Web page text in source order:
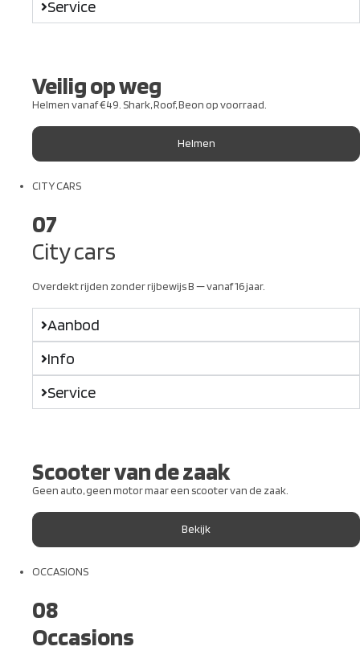
Service
Veilig op weg
Helmen vanaf €49. Shark, Roof, Beon op voorraad.
Helmen
CITY CARS
07
City cars
Overdekt rijden zonder rijbewijs B — vanaf 16 jaar.
Aanbod
Info
Service
Scooter van de zaak
Geen auto, geen motor maar een scooter van de zaak.
Bekijk
OCCASIONS
08
Occasions